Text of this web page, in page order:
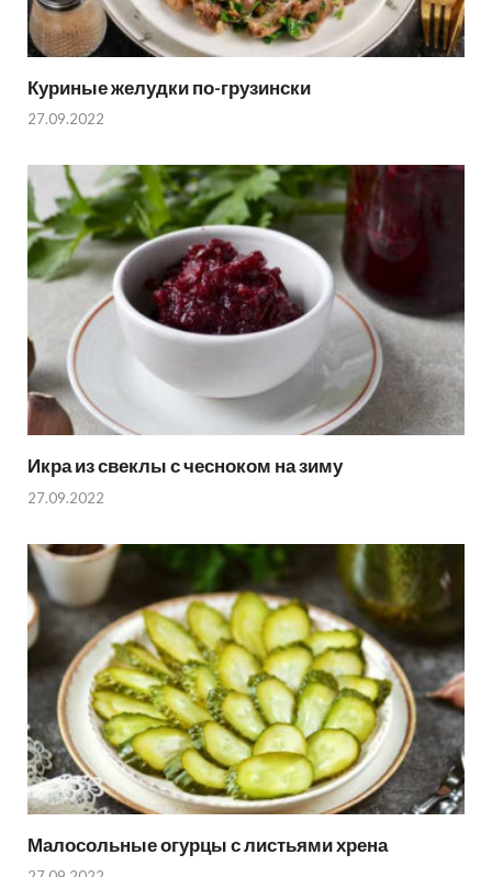
Куриные желудки по-грузински
27.09.2022
Икра из свеклы с чесноком на зиму
27.09.2022
Малосольные огурцы с листьями хрена